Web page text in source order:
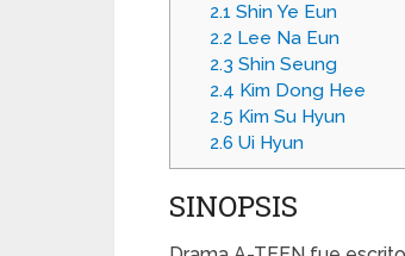
2.1 Shin Ye Eun
2.2 Lee Na Eun
2.3 Shin Seung
2.4 Kim Dong Hee
2.5 Kim Su Hyun
2.6 Ui Hyun
SINOPSIS